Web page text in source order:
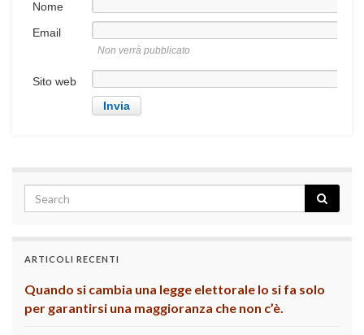
Nome
Email
Non verrà pubblicato
Sito web
ARTICOLI RECENTI
Quando si cambia una legge elettorale lo si fa solo
per garantirsi una maggioranza che non c’è.